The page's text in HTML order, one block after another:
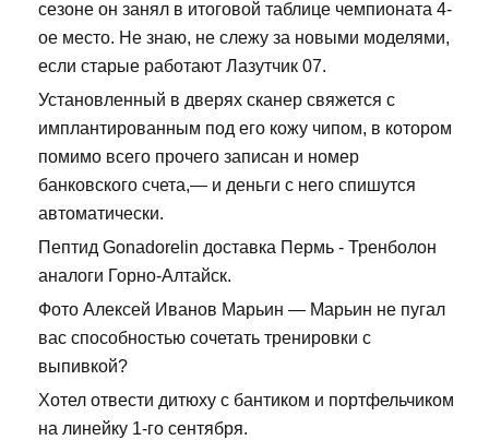
сезоне он занял в итоговой таблице чемпионата 4-
ое место. Не знаю, не слежу за новыми моделями,
если старые работают Лазутчик 07.
Установленный в дверях сканер свяжется с
имплантированным под его кожу чипом, в котором
помимо всего прочего записан и номер
банковского счета,— и деньги с него спишутся
автоматически.
Пептид Gonadorelin доставка Пермь - Тренболон
аналоги Горно-Алтайск.
Фото Алексей Иванов Марьин — Марьин не пугал
вас способностью сочетать тренировки с
выпивкой?
Хотел отвести дитюху с бантиком и портфельчиком
на линейку 1-го сентября.